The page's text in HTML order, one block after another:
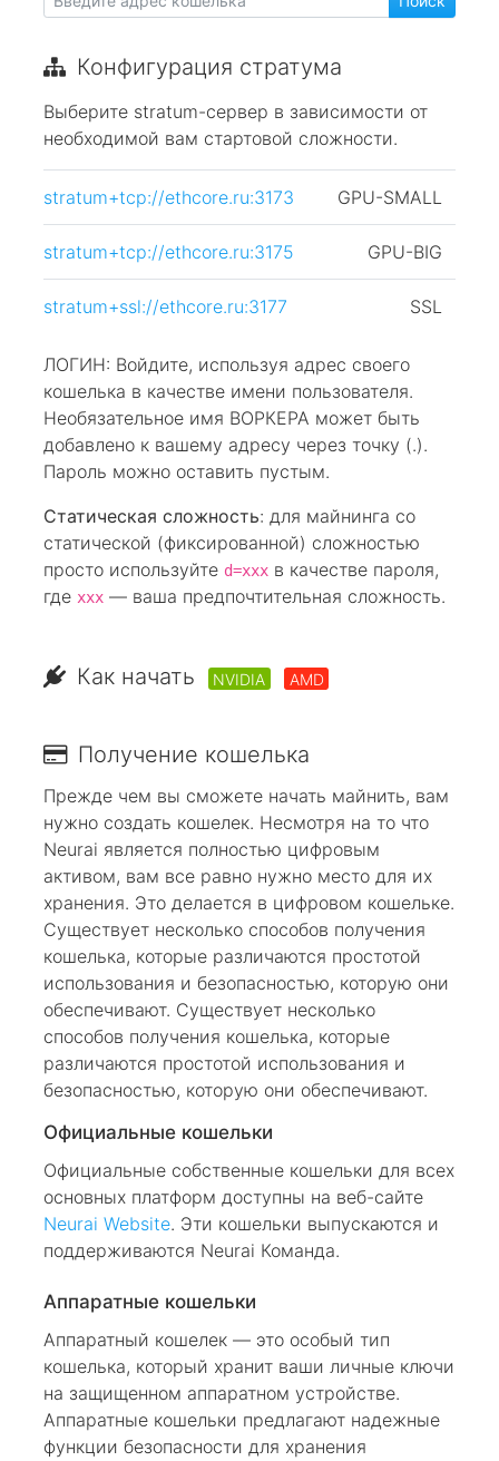
Конфигурация стратума
Выберите stratum-сервер в зависимости от
необходимой вам стартовой сложности.
stratum+tcp://ethcore.ru:3173 GPU-SMALL
stratum+tcp://ethcore.ru:3175 GPU-BIG
stratum+ssl://ethcore.ru:3177 SSL
ЛОГИН: Войдите, используя адрес своего
кошелька в качестве имени пользователя.
Необязательное имя ВОРКЕРА может быть
добавлено к вашему адресу через точку (.).
Пароль можно оставить пустым.
Статическая сложность: для майнинга со
статической (фиксированной) сложностью
просто используйте d=xxx в качестве пароля,
где xxx — ваша предпочтительная сложность.
Как начать NVIDIA AMD
Получение кошелька
Прежде чем вы сможете начать майнить, вам
нужно создать кошелек. Несмотря на то что
Neurai является полностью цифровым
активом, вам все равно нужно место для их
хранения. Это делается в цифровом кошельке.
Существует несколько способов получения
кошелька, которые различаются простотой
использования и безопасностью, которую они
обеспечивают. Существует несколько
способов получения кошелька, которые
различаются простотой использования и
безопасностью, которую они обеспечивают.
Официальные кошельки
Официальные собственные кошельки для всех
основных платформ доступны на веб-сайте
Neurai Website. Эти кошельки выпускаются и
поддерживаются Neurai Команда.
Аппаратные кошельки
Аппаратный кошелек — это особый тип
кошелька, который хранит ваши личные ключи
на защищенном аппаратном устройстве.
Аппаратные кошельки предлагают надежные
функции безопасности для хранения